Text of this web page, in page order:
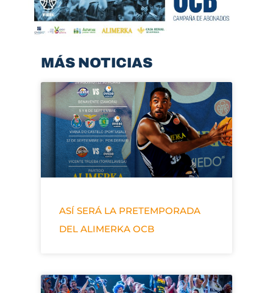
MÁS NOTICIAS
ASÍ SERÁ LA PRETEMPORADA
DEL ALIMERKA OCB